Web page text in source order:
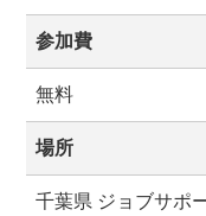
参加費
無料
場所
千葉県 ジョブサポ